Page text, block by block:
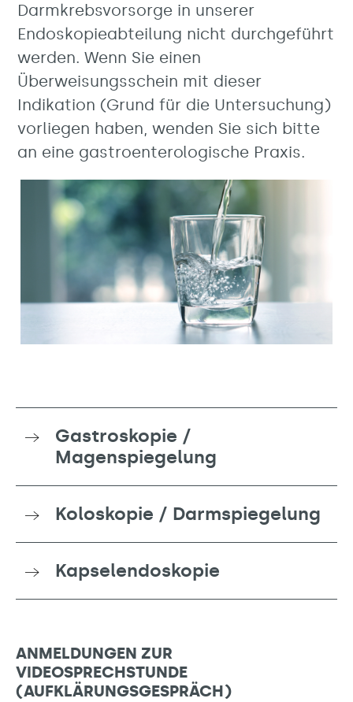
Darmkrebsvorsorge in unserer
Endoskopieabteilung nicht durchgeführt
werden. Wenn Sie einen
Überweisungsschein mit dieser
Indikation (Grund für die Untersuchung)
vorliegen haben, wenden Sie sich bitte
an eine gastroenterologische Praxis.
Gastroskopie /
Magenspiegelung
Koloskopie / Darmspiegelung
Kapselendoskopie
ANMELDUNGEN ZUR
VIDEOSPRECHSTUNDE
(AUFKLÄRUNGSGESPRÄCH)